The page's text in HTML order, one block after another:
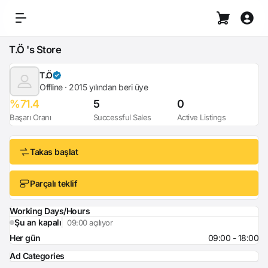
T.Ö 's Store
T.Ö
Offline · 2015 yılından beri üye
%71.4
Başarı Oranı
5
Successful Sales
0
Active Listings
Takas başlat
Parçalı teklif
Working Days/Hours
Şu an kapalı
09:00 açılıyor
Her gün
09:00 - 18:00
Ad Categories